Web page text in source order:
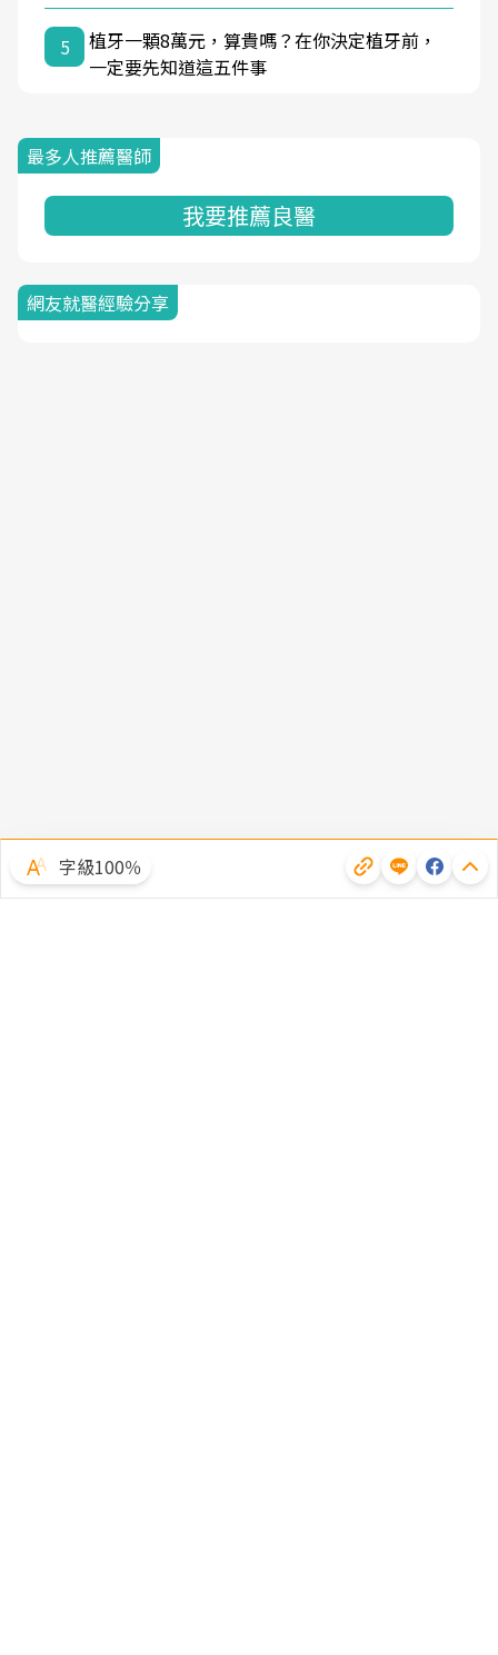
5
植牙一顆8萬元，算貴嗎？在你決定植牙前，
一定要先知道這五件事
最多人推薦醫師
我要推薦良醫
網友就醫經驗分享
字級100％